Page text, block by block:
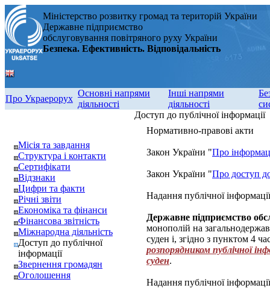
Міністерство розвитку громад та територій України
Державне підприємство
обслуговування повітряного руху України
Безпека. Ефективність. Відповідальність
Про Украерорух
Основні напрями
діяльності
Інші напрями
діяльності
Місія та завдання
Структура і контакти
Сертифікати
Відзнаки
Цифри та факти
Річні звіти
Економіка та фінанси
Фінансова звітність
Міжнародна діяльність
Доступ до публічної
інформації
Звернення громадян
Оголошення
Доступ до публічної інформації
Нормативно-правові акти
Закон України "Про
Закон України "Про доступ
Надання публічної інформації
Державне підприємство
монополій на
суден і, згідно з пунктом 4
розпорядником публічної
суден.
Надання публічної